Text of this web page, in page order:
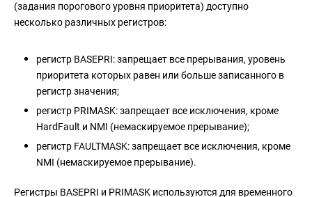
(задания порогового уровня приоритета) доступно
несколько различных регистров:
регистр BASEPRI: запрещает все прерывания, уровень
приоритета которых равен или больше записанного в
регистр значения;
регистр PRIMASK: запрещает все исключения, кроме
HardFault и NMI (немаскируемое прерывание);
регистр FAULTMASK: запрещает все исключения, кроме
NMI (немаскируемое прерывание).
Регистры BASEPRI и PRIMASK используются для временного